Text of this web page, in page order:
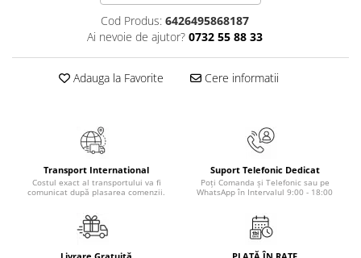
Medicina & Farmacie
SealfHealing
Terapii Alternative
AudioBook
Beletristica
Biografii, Memorii, Jurnale
Cod Produs: 6426495868187
Ai nevoie de ajutor? 0732 55 88 33
Adauga la Favorite Cere informatii
Transport International
Costul exact al transportului va fi
comunicat după plasarea comenzii.
Suport Telefonic Dedicat
Poți Comanda și Telefonic sau pe
WhatsApp în Intervalul 9:00 - 18:00